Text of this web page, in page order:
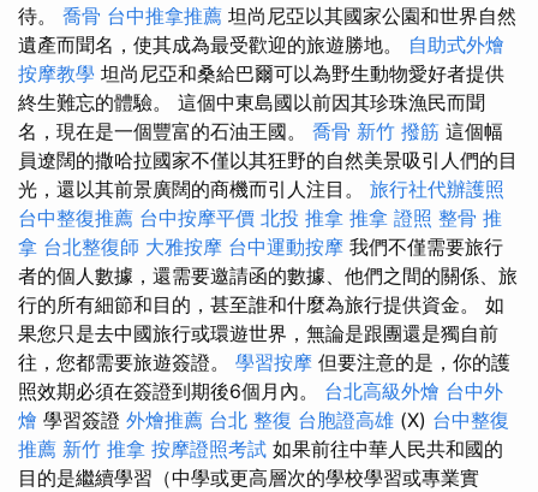
待。 喬骨 台中推拿推薦 坦尚尼亞以其國家公園和世界自然
遺產而聞名，使其成為最受歡迎的旅遊勝地。 自助式外燴
按摩教學 坦尚尼亞和桑給巴爾可以為野生動物愛好者提供
終生難忘的體驗。 這個中東島國以前因其珍珠漁民而聞
名，現在是一個豐富的石油王國。 喬骨 新竹 撥筋 這個幅
員遼闊的撒哈拉國家不僅以其狂野的自然美景吸引人們的目
光，還以其前景廣闊的商機而引人注目。 旅行社代辦護照
台中整復推薦 台中按摩平價 北投 推拿 推拿 證照 整骨 推
拿 台北整復師 大雅按摩 台中運動按摩 我們不僅需要旅行
者的個人數據，還需要邀請函的數據、他們之間的關係、旅
行的所有細節和目的，甚至誰和什麼為旅行提供資金。 如
果您只是去中國旅行或環遊世界，無論是跟團還是獨自前
往，您都需要旅遊簽證。 學習按摩 但要注意的是，你的護
照效期必須在簽證到期後6個月內。 台北高級外燴 台中外
燴 學習簽證 外燴推薦 台北 整復 台胞證高雄 (X) 台中整復
推薦 新竹 推拿 按摩證照考試 如果前往中華人民共和國的
目的是繼續學習（中學或更高層次的學校學習或專業實